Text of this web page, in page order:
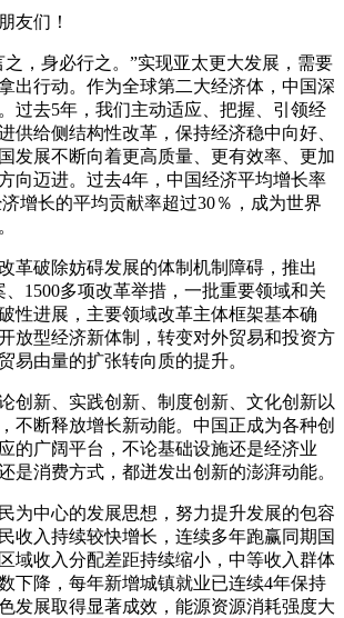
友们！
，身必行之。”实现亚太更大发展，需要
出行动。作为全球第二大经济体，中国深
过去5年，我们主动适应、把握、引领经
供给侧结构性改革，保持经济稳中向好、
发展不断向着更高质量、更有效率、更加
向迈进。过去4年，中国经济平均增长率
增长的平均贡献率超过30％，成为世界
革破除妨碍发展的体制机制障碍，推出
、1500多项改革举措，一批重要领域和关
性进展，主要领域改革主体框架基本确
放型经济新体制，转变对外贸易和投资方
易由量的扩张转向质的提升。
创新、实践创新、制度创新、文化创新以
不断释放增长新动能。中国正成为各种创
的广阔平台，不论基础设施还是经济业
是消费方式，都迸发出创新的澎湃动能。
为中心的发展思想，努力提升发展的包容
收入持续较快增长，连续多年跑赢同期国
域收入分配差距持续缩小，中等收入群体
下降，每年新增城镇就业已连续4年保持
发展取得显著成效，能源资源消耗强度大